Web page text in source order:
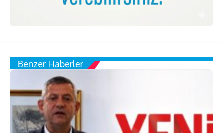
Benzer Haberler